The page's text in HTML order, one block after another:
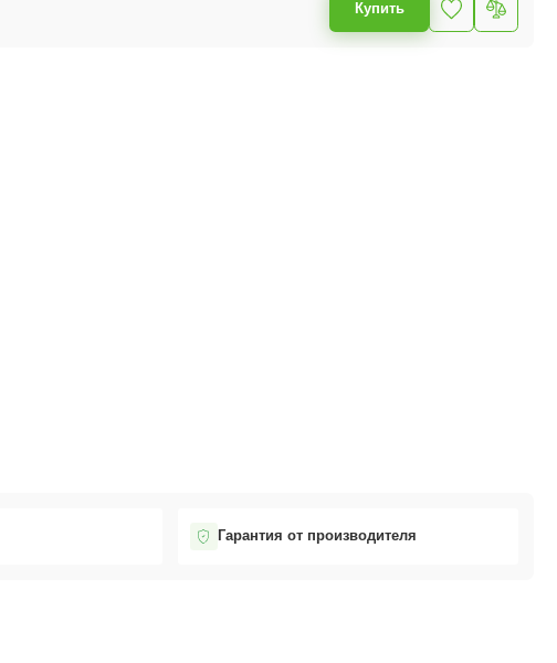
Купить
Гарантия от производителя